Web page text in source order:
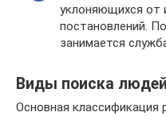
уклоняющихся от
постановлений.
занимается
Виды поиска людей
Основная классификация